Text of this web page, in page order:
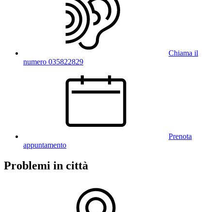
Chiama il
numero 035822829
Prenota
appuntamento
Problemi in città